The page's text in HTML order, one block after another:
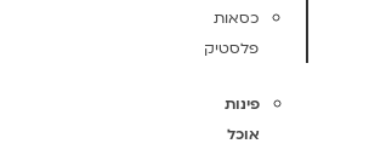
כסאות
פלסטיק
פינות
אוכל